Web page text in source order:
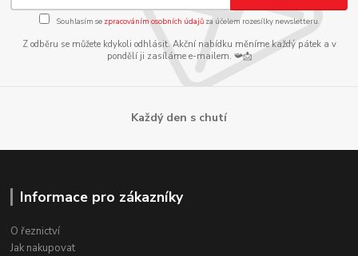
Souhlasím se zpracováním osobních údajůza účelem rozesílky newsletteru.
Z odběru se můžete kdykoli odhlásit. Akční nabídku měníme každý pátek a v
pondělí ji zasíláme e-mailem. 📯📩
Každý den s chutí
Informace pro zákazníky
O řeznictví
Jak nakupovat